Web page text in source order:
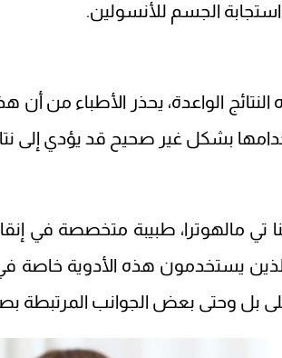
الجسم للأنسولين.
الواعدة، يحذر الأطباء من
بشكل غير صحيح قد يؤدي إلى
تي مالهوترا، طبيبة متخصصة في
يستخدمون هذه الأدوية خاصة
بل وحتى بعض الجوانب المرتبطة